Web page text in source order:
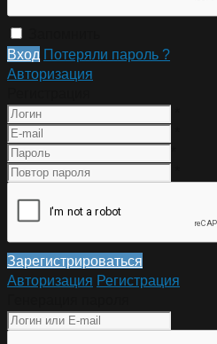
Вход Потеряли пароль ?
Авторизация
Зарегистрироваться
Авторизация Регистрация